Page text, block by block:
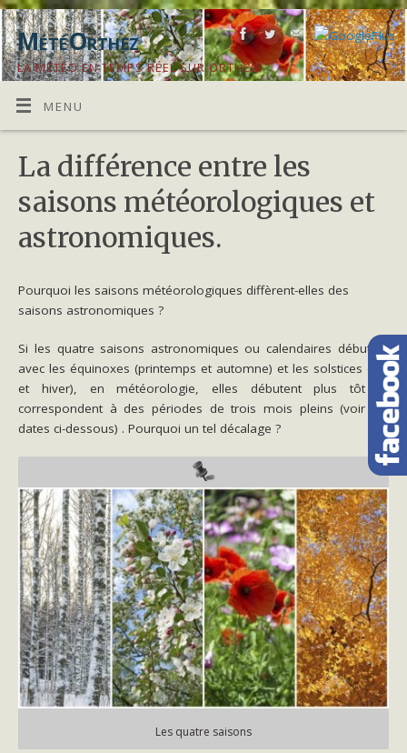
MétéOrthez
LA MÉTÉO EN TEMPS RÉEL SUR ORTHEZ
MENU
La différence entre les
saisons météorologiques et
astronomiques.
Pourquoi les saisons météorologiques diffèrent-elles des
saisons astronomiques ?
Si les quatre saisons astronomiques ou calendaires débutent
avec les équinoxes (printemps et automne) et les solstices (été
et hiver), en météorologie, elles débutent plus tôt et
correspondent à des périodes de trois mois pleins (voir les
dates ci-dessous) . Pourquoi un tel décalage ?
Les quatre saisons